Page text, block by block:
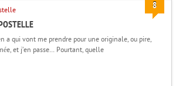
8
a qui vont me prendre pour une originale, ou pire,
et j’en passe… Pourtant, quelle